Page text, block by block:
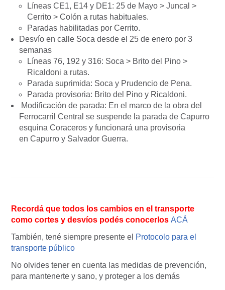
Líneas CE1, E14 y DE1: 25 de Mayo > Juncal >
Cerrito > Colón a rutas habituales.
Paradas habilitadas por Cerrito.
Desvío en calle Soca desde el 25 de enero por 3
semanas
Líneas 76, 192 y 316: Soca > Brito del Pino >
Ricaldoni a rutas.
Parada suprimida: Soca y Prudencio de Pena.
Parada provisoria: Brito del Pino y Ricaldoni.
Modificación de parada: En el marco de la obra del
Ferrocarril Central se suspende la parada de Capurro
esquina Coraceros y funcionará una provisoria
en Capurro y Salvador Guerra.
Recordá que todos los cambios en el transporte
como cortes y desvíos podés conocerlos ACÁ
También, tené siempre presente el Protocolo para el
transporte público
No olvides tener en cuenta las medidas de prevención,
para mantenerte y sano, y proteger a los demás